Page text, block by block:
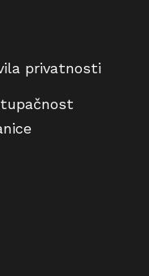
privatnosti